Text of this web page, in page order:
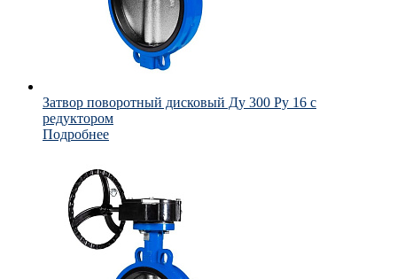
Затвор поворотный дисковый Ду 300 Ру 16 с
редуктором
Подробнее